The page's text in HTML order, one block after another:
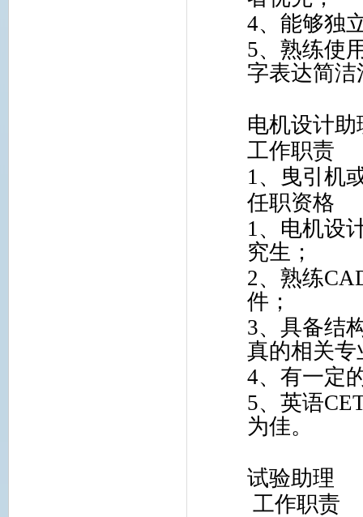
4、能够独
5、熟练使
字表达简洁
电机设计助
工作职责
1、曳引机
任职资格
1、电机设
究生；
2、熟练
件；
3、具备结
真的相关专
4、有一定
5、英语
为佳。
试验助理
工作职责